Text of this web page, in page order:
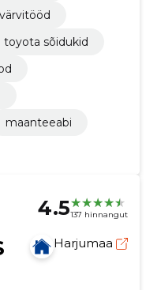
toyota sõidukid
maanteeabi
4.5137 hinnangut
Harjumaa